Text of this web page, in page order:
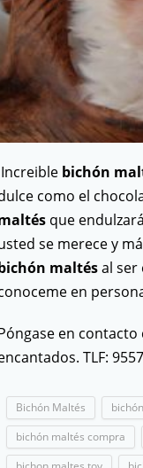
bichón
como el
que
se merece y
maltésal ser
en
en
TLF:
Bichón Maltés
bichón maltés compra